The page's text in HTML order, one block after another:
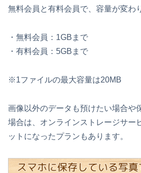
無料会員と有料会員で、容量が変わ
・無料会員：1GBまで
・有料会員：5GBまで
※1ファイルの最大容量は20MB
画像以外のデータも預けたい場合や
場合は、オンラインストレージサー
ットになったプランもあります。